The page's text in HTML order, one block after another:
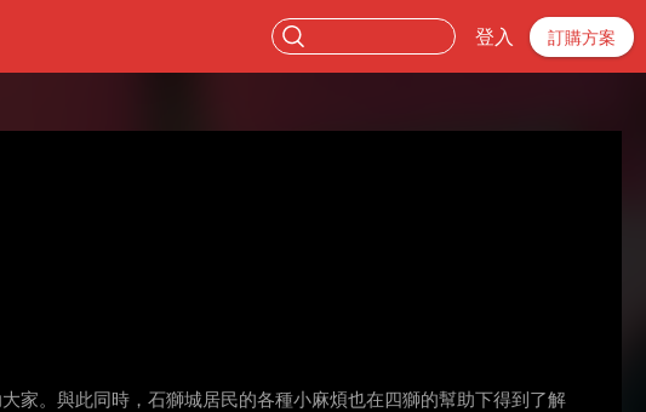
登入 訂購方案
家。與此同時，石獅城居民的各種小麻煩也在四獅的幫助下得到了解